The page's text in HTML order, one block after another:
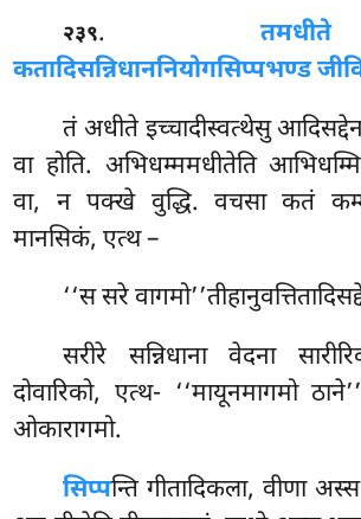
२३९.
कतादिसन्निधाननियोगसिप्पभण्ड
तंअधीते इच्चादीस्वत्थेसु
वा होति. अभिधम्ममधीतेति
वा, न पक्खे वुद्धि. वचसा कतं
मानसिकं, एत्थ –
‘‘ससरे
सरीरे सन्निधाना वेदना
दोवारिको, एत्थ- ‘‘मायूनमागमो
ओकारागमो.
सिप्पन्ति गीतादिकला, वीणा